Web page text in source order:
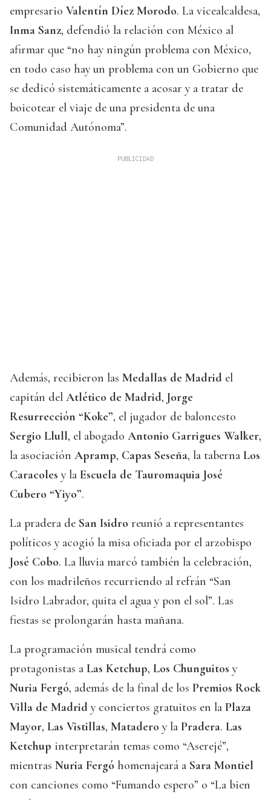
empresario Valentín Díez Morodo. La vicealcaldesa,
Inma Sanz, defendió la relación con México al
afirmar que “no hay ningún problema con México,
en todo caso hay un problema con un Gobierno que
se dedicó sistemáticamente a acosar y a tratar de
boicotear el viaje de una presidenta de una
Comunidad Autónoma”.
Además, recibieron las Medallas de Madrid el
capitán del Atlético de Madrid, Jorge
Resurrección “Koke”, el jugador de baloncesto
Sergio Llull, el abogado Antonio Garrigues Walker,
la asociación Apramp, Capas Seseña, la taberna Los
Caracoles y la Escuela de Tauromaquia José
Cubero “Yiyo”.
La pradera de San Isidro reunió a representantes
políticos y acogió la misa oficiada por el arzobispo
José Cobo. La lluvia marcó también la celebración,
con los madrileños recurriendo al refrán “San
Isidro Labrador, quita el agua y pon el sol”. Las
fiestas se prolongarán hasta mañana.
La programación musical tendrá como
protagonistas a Las Ketchup, Los Chunguitos y
Nuria Fergó, además de la final de los Premios Rock
Villa de Madrid y conciertos gratuitos en la Plaza
Mayor, Las Vistillas, Matadero y la Pradera. Las
Ketchup interpretarán temas como “Aserejé”,
mientras Nuria Fergó homenajeará a Sara Montiel
con canciones como “Fumando espero” o “La bien